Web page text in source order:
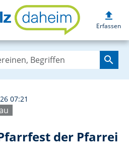
Traditionelles
upload
Erfassen
search
07:21
der Pfarrei